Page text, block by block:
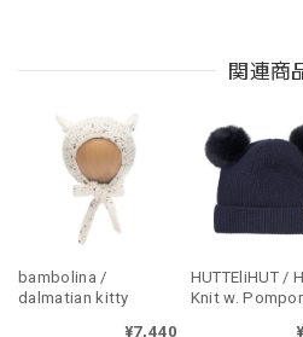
関連商
bambolina /
dalmatian kitty
¥7,440
HUTTEliHUT /
Knit w.